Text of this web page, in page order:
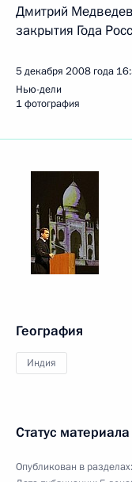
Дмитрий
закрытия Года
5 декабря 2008 года
Нью-дели
1 фотография
География
Индия
Статус материала
Опубликован в разделах: